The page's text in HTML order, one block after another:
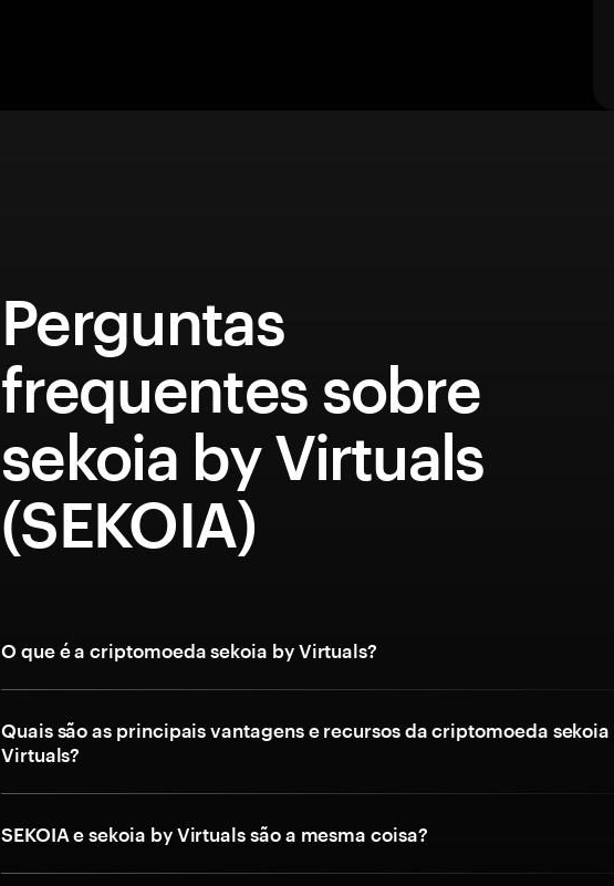
Perguntas
frequentes sobre
sekoia by Virtuals
(SEKOIA)
O que é a criptomoeda sekoia by Virtuals?
Quais são as principais vantagens e recursos da criptomoeda sekoia
Virtuals?
SEKOIA e sekoia by Virtuals são a mesma coisa?